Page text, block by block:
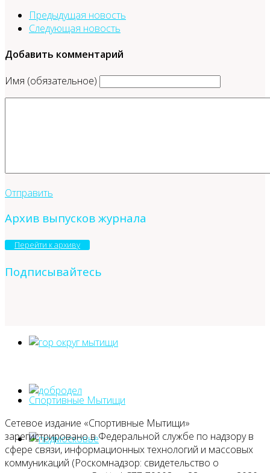
Предыдущая новость
Следующая новость
Добавить комментарий
Имя (обязательное)
Отправить
Архив выпусков журнала
Перейти к архиву
Подписывайтесь
Спортивные Мытищи
Сетевое издание «Спортивные Мытищи»
зарегистрировано в Федеральной службе по надзору в
сфере связи, информационных технологий и массовых
коммуникаций (Роскомнадзор: свидетельство о